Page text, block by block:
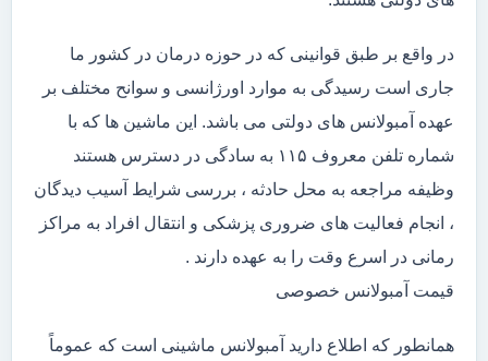
در واقع بر طبق قوانینی که در حوزه درمان در کشور ما
جاری است رسیدگی به موارد اورژانسی و سوانح مختلف بر
عهده آمبولانس های دولتی می باشد. این ماشین ها که با
شماره تلفن معروف ۱۱۵ به سادگی در دسترس هستند
وظیفه مراجعه به محل حادثه ، بررسی شرایط آسیب دیدگان
، انجام فعالیت های ضروری پزشکی و انتقال افراد به مراکز
رمانی در اسرع وقت را به عهده دارند .
قیمت آمبولانس خصوصی
همانطور که اطلاع دارید آمبولانس ماشینی است که عموماً